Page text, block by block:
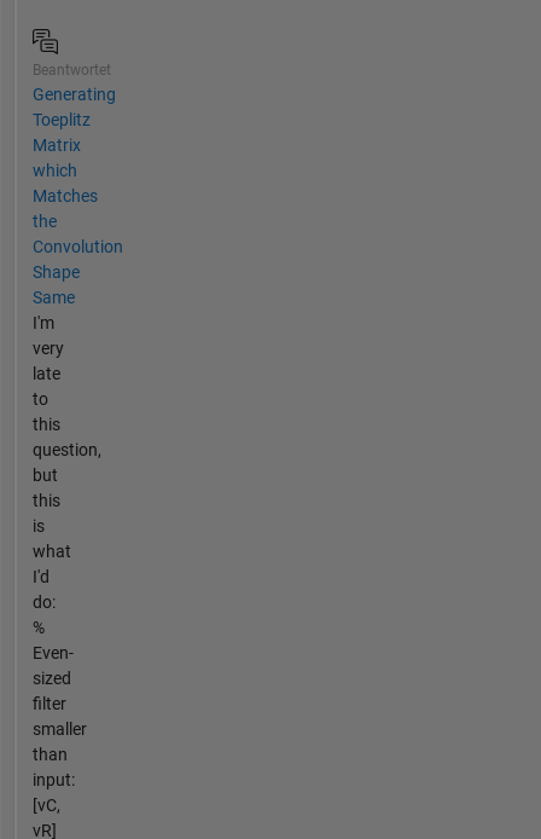
Beantwortet
Generating
Toeplitz
Matrix
which
Matches
the
Convolution
Shape
Same
I'm
very
late
to
this
question,
but
this
is
what
I'd
do:
%
Even-
sized
filter
smaller
than
input:
[vC,
vR]